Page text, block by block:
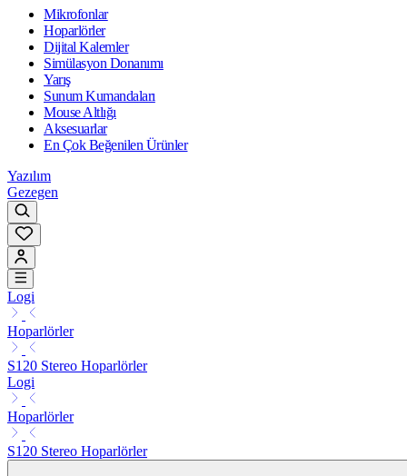
Mikrofonlar
Hoparlörler
Dijital Kalemler
Simülasyon Donanımı
Yarış
Sunum Kumandaları
Mouse Altlığı
Aksesuarlar
En Çok Beğenilen Ürünler
Yazılım
Gezegen
Logi
Hoparlörler
S120 Stereo Hoparlörler
Logi
Hoparlörler
S120 Stereo Hoparlörler